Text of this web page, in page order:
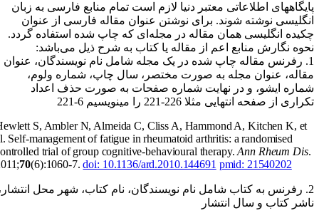
اطلاعاتی معتبر دنیا لازم است تمام منابع فارسی به زبان
نوشته شوند. برای نوشتن عنوان مقاله فارسی از عنوان
انگلیسی همان مقاله در مجله‌ای که چاپ شده استفاده گردد.
نگارش منابع اعم از مقاله یا کتاب به شرح ذیل می‌باشد:
1. رفرنس مقاله چاپ شده در یک مجله شامل نام نویسندگان، عنوان
عنوان مجله به صورت مختصر، سال چاپ، شماره ولوم،
ایشو، و در نهایت شماره صفحات به صورت حذف اعداد
از صفحه انتهایی مثلا 226-221 را مینویسیم 6-221
Hewlett S, Ambler N, Almeida C, Cliss A, Hammond A, Kitchen K, et
al. Self-management of fatigue in rheumatoid arthritis: a randomised
controlled trial of group cognitive-behavioural therapy.Ann Rheum Dis
2011;70(6):1060-7.doi: 10.1136/ard.2010.144691 pmid: 21540202
2. رفرنس به کتاب شامل نام نویسندگان، نام کتاب، شهر محل انتشار،
کتاب و سال انتشار